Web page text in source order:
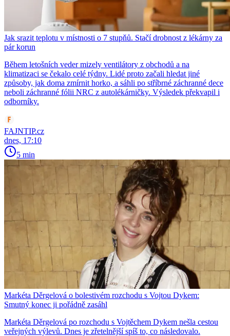
Jak srazit teplotu v místnosti o 7 stupňů. Stačí drobnost z lékárny za
pár korun
Během letošních veder mizely ventilátory z obchodů a na
klimatizaci se čekalo celé týdny. Lidé proto začali hledat jiné
způsoby, jak doma zmírnit horko, a sáhli po stříbrné záchranné dece
neboli záchranné fólii NRC z autolékárničky. Výsledek překvapil i
odborníky.
FAJNTIP.cz
dnes, 17:10
5 min
Markéta Děrgelová o bolestivém rozchodu s Vojtou Dykem:
Smutný konec ji pořádně zasáhl
Markéta Děrgelová po rozchodu s Vojtěchem Dykem nešla cestou
veřejných výlevů. Dnes je zřetelnější spíš to, co následovalo.